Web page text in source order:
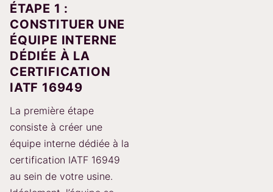
ÉTAPE 1 :
CONSTITUER UNE
ÉQUIPE INTERNE
DÉDIÉE À LA
CERTIFICATION
IATF 16949
La première étape
consiste à créer une
équipe interne dédiée à la
certification IATF 16949
au sein de votre usine.